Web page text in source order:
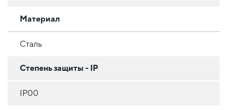
Материал
Сталь
Степень защиты - IP
IP00